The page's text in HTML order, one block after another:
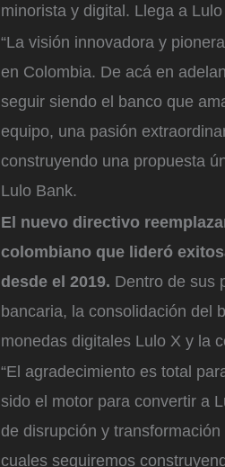
minorista y digital. Llega a
“La visión innovadora y
en Colombia. De acá en
seguir siendo el banco que
equipo, una pasión
construyendo una propuesta
Lulo Bank.
El nuevo directivo
colombiano que lideró
desde el 2019. Dentro de sus
bancaria, la consolidación del
monedas digitales Lulo X y la
“El agradecimiento es total
sido el motor para convertir a
de disrupción y
cuales seguiremos